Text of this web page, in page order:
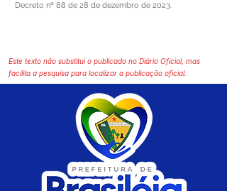
Decreto nº 88 de 28 de dezembro de 2023.
Este texto não substitui o publicado no Diário Oficial, mas
facilita a pesquisa para localizar a publicação oficial.